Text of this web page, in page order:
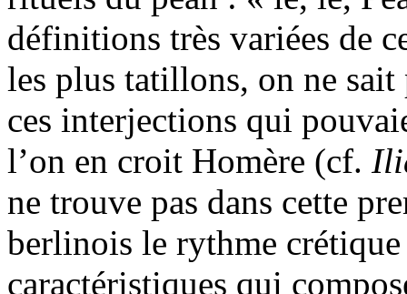
définitions très variées de
les plus tatillons, on ne sait
ces interjections qui
l’on en croit Homère (cf.
ne trouve pas dans cette
berlinois le rythme
caractéristiques qui